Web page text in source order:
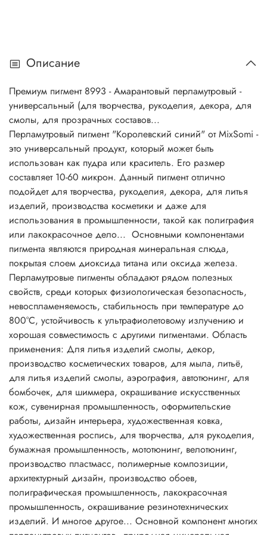
бумажная промышленность, мототюнинг, велотюнинг,
архитектурный дизайн, производство обоев,
полиграфическая промышленность, лакокрасочная
промышленность, окрашивание резинотехнических
изделий. И многое другое... Основной компонент многих
перламутровых пигментов - природная минеральная
слюда, покрытая слоем диоксида титана, оксида железа,
или же двумя оксидами, имеющими различные
показатели преломления. Перламутровые пигменты
хорошо сочетаются со всеми типами органических
красителей, растворимых в воде или масле.
Перламутровые пигменты в сочетании с обычными
пигментами определяют цвет, внешний вид и блеск
косметических продуктов. Разнообразие перламутровых
пигментов способствует созданию множества цветовых
блестящих эффектов и выразительных оттенков.
Описание:
Основной компонент многих перламутровых пигментов -
природная минеральная слюда, покрытая слоем
диоксида титана, оксида железа, или же двумя
оксидами, имеющими различные показатели
преломления. Перламутровые пигменты хорошо
сочетаются со всеми типами органических красителей,
растворимых в воде или масле.
Перламутровые пигменты в сочетании с обычными
пигментами определяют цвет, внешний вид и блеск
косметических продуктов. Разнообразие перламутровых
пигментов способствует созданию множества цветовых
блестящих эффектов и выразительных оттенков.
Совместное использование интерференционных цветов и
абсорбирующих красителей дает эффект двух тонов, когда
оттенок меняется в зависимости от угла зрения, например,
Описание
Премиум пигмент 8993 - Амарантовый перламутровый -
универсальный (для творчества, рукоделия, декора, для
смолы, для прозрачных составов...
Перламутровый пигмент "Королевский синий" от MixSomi -
это универсальный продукт, который может быть
использован как пудра или краситель. Его размер
составляет 10-60 микрон. Данный пигмент отлично
подойдет для творчества, рукоделия, декора, для литья
изделий, производства косметики и даже для
использования в промышленности, такой как полиграфия
или лакокрасочное дело... Основными компонентами
пигмента являются природная минеральная слюда,
покрытая слоем диоксида титана или оксида железа.
Перламутровые пигменты обладают рядом полезных
свойств, среди которых физиологическая безопасность,
невоспламеняемость, стабильность при температуре до
800°C, устойчивость к ультрафиолетовому излучению и
хорошая совместимость с другими пигментами. Область
применения: Для литья изделий смолы, декор,
производство косметических товаров, для мыла, литьё,
для литья изделий смолы, аэрография, автотюнинг, для
бомбочек, для шиммера, окрашивание искусственных
кож, сувенирная промышленность, оформительские
работы, дизайн интерьера, художественная ковка,
художественная роспись, для творчества, для рукоделия,
бумажная промышленность, мототюнинг, велотюнинг,
производство пластмасс, полимерные композиции,
архитектурный дизайн, производство обоев,
полиграфическая промышленность, лакокрасочная
промышленность, окрашивание резинотехнических
изделий. И многое другое... Основной компонент многих